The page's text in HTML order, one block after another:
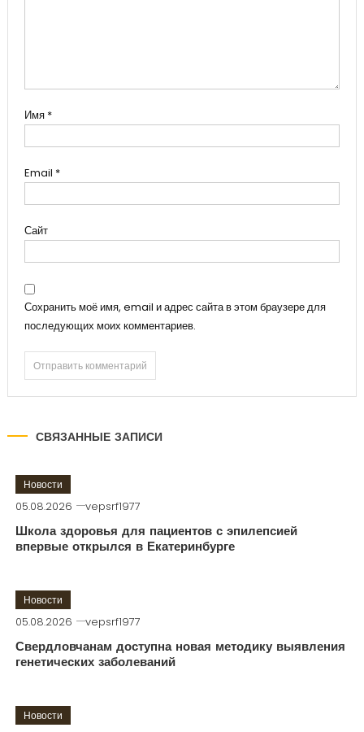
Имя *
Email *
Сайт
Сохранить моё имя, email и адрес сайта в этом браузере для
последующих моих комментариев.
СВЯЗАННЫЕ ЗАПИСИ
Новости
05.08.2026 vepsrf1977
Школа здоровья для пациентов с эпилепсией
впервые открылся в Екатеринбурге
Новости
05.08.2026 vepsrf1977
Свердловчанам доступна новая методику выявления
генетических заболеваний
Новости